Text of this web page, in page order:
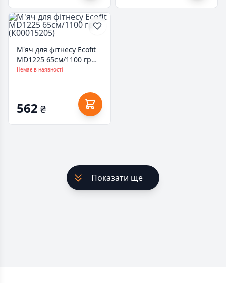
М'яч для фітнесу Ecofit
MD1225 65см/1100 гр
(К00015205)
Немає в наявності
562 ₴
Показати ще
Footer